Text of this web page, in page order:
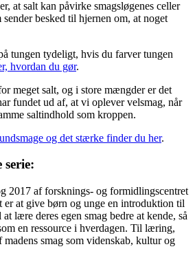
at salt kan påvirke smagsløgenes celler
sender besked til hjernen om, at noget
tungen tydeligt, hvis du farver tungen
hvordan du gør.
meget salt, og i store mængder er det
fundet ud af, at vi oplever velsmag, når
saltindhold som kroppen.
og det stærke finder du her.
serie:
2017 af forsknings- og formidlingscentret
er at give børn og unge en introduktion til
lære deres egen smag bedre at kende, så
en ressource i hverdagen. Til læring,
smag som videnskab, kultur og